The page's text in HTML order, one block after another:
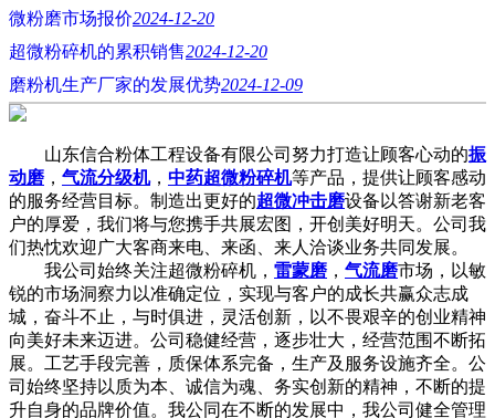
微粉磨市场报价2024-12-20
超微粉碎机的累积销售2024-12-20
磨粉机生产厂家的发展优势2024-12-09
山东信合粉体工程设备有限公司努力打造让顾客心动的振
动磨 ， 气流分级机， 中药超微粉碎机等产品，提供让顾客感动
的服务经营目标。制造出更好的超微冲击磨设备以答谢新老客
户的厚爱，我们将与您携手共展宏图，开创美好明天。公司我
们热忱欢迎广大客商来电、来函、来人洽谈业务共同发展。
我公司始终关注超微粉碎机， 雷蒙磨 ， 气流磨市场，以敏
锐的市场洞察力以准确定位，实现与客户的成长共赢众志成
城，奋斗不止，与时俱进，灵活创新，以不畏艰辛的创业精神
向美好未来迈进。公司稳健经营，逐步壮大，经营范围不断拓
展。工艺手段完善，质保体系完备，生产及服务设施齐全。公
司始终坚持以质为本、诚信为魂、务实创新的精神，不断的提
升自身的品牌价值。我公同在不断的发展中，我公司健全管理